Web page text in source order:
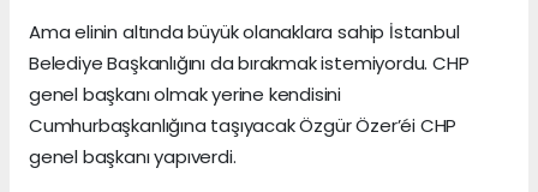
Ama elinin altında büyük olanaklara sahip İstanbul
Belediye Başkanlığını da bırakmak istemiyordu. CHP
genel başkanı olmak yerine kendisini
Cumhurbaşkanlığına taşıyacak Özgür Özer’éi CHP
genel başkanı yapıverdi.